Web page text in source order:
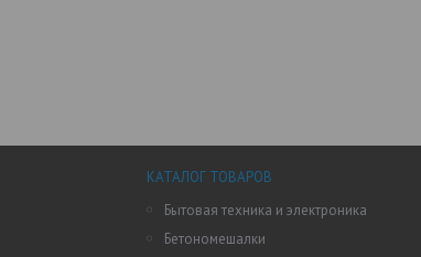
КАТАЛОГ ТОВАРОВ
Бытовая техника и электроника
Бетономешалки